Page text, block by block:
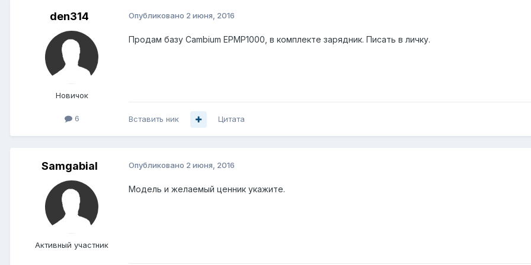
den314
Новичок
6
Опубликовано 2 июня, 2016
Продам базу Cambium EPMP1000, в комплекте зарядник. Писать в личку.
Вставить ник Цитата
Samgabial
Активный участник
Опубликовано 2 июня, 2016
Модель и желаемый ценник укажите.